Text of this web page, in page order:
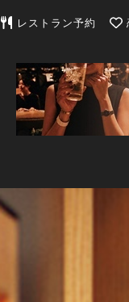
東京カレンダー | 最新
レストラン予約